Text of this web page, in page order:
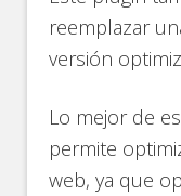
reemplazar
versión
Lo mejor de
permite
web, ya que